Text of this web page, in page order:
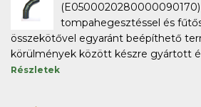
tompahegesztéssel és
összekötővel egyaránt beépíthető
körülmények között készre gyártott
Részletek